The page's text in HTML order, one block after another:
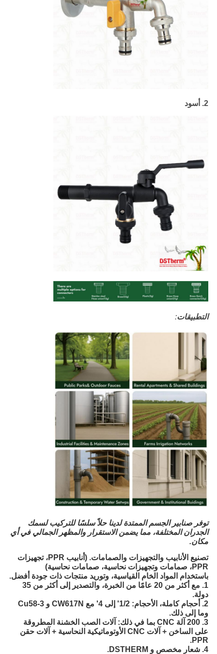
2. أسود
التطبيقات:
توفر صنابير الجسم الممتدة لدينا حلاً سلسًا للتركيب لسمك
الجدران المختلفة، مما يضمن الاستقرار والمظهر الجمالي في أي
مكان.
تصنيع الأنابيب والتجهيزات والصمامات. (أنابيب PPR، تجهيزات
PPR، صمامات وتجهيزات نحاسية، صمامات نحاسية)
باستخدام المواد الخام القياسية، وتوريد منتجات ذات جودة أفضل.
1. مع أكثر من 20 عامًا من الخبرة، والتصدير إلى أكثر من 35
دولة.
2. أحجام كاملة، الأحجام: 1/2' إلى 4' مع CW617N و Cu58-3
وما إلى ذلك.
3. 200 آلة CNC بما في ذلك: آلات الصب الخشنة المطروقة
على الساخن + آلات CNC الأوتوماتيكية النحاسية + آلات حقن
PPR.
4. شعار مخصص و DSTHERM.